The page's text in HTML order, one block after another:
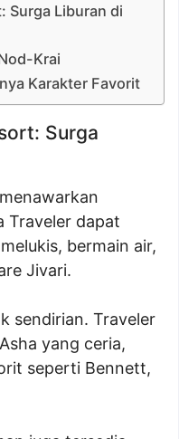
Surga Liburan di
Krai
Karakter Favorit
Surga
Traveler dapat
bermain air,
Jivari.
sendirian. Traveler
yang ceria,
seperti Bennett,